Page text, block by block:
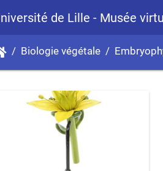
de Lille - Musée
Biologie végétale